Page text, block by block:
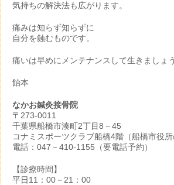
気持ちの解決法も広がります。
痛みは知らず知らずに
自分を蝕むものです。
痛いは早めにメンテナンスして生きましょう
飴本
なかお鍼灸接骨院
〒273-0011
千葉県船橋市湊町2丁目8－45
コナミスポーツクラブ船橋4階（船橋市役所
電話：047－410-1155（要電話予約）
【診療時間】
平日11：00－21：00